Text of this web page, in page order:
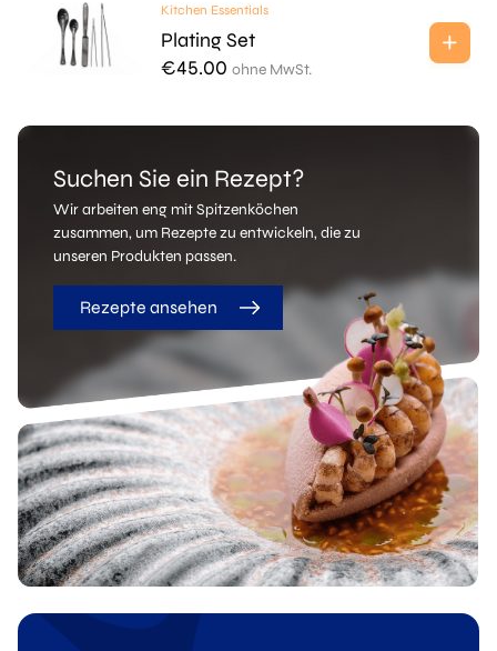
Kitchen Essentials
Plating Set
€45.00 ohne MwSt.
Suchen Sie ein Rezept?
Wir arbeiten eng mit Spitzenköchen
zusammen, um Rezepte zu entwickeln, die zu
unseren Produkten passen.
Rezepte ansehen